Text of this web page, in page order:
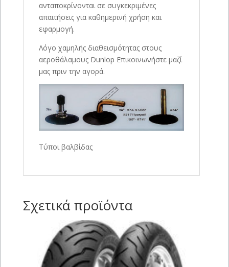
ανταποκρίνονται σε συγκεκριμένες
απαιτήσεις για καθημερινή χρήση και
εφαρμογή.
Λόγο χαμηλής διαθεισμότητας στους
αεροθάλαμους Dunlop Επικοινωνήστε μαζί
μας πριν την αγορά.
Τύποι βαλβίδας
Σχετικά προϊόντα